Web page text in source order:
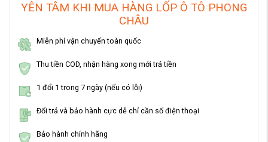
YÊN TÂM KHI MUA HÀNG LỐP Ô TÔ PHONG
CHÂU
Miễn phí vận chuyển toàn quốc
Thu tiền COD, nhận hàng xong mới trả tiền
1 đổi 1 trong 7 ngày (nếu có lỗi)
Đổi trả và bảo hành cực dễ chỉ cần số điện thoại
Bảo hành chính hãng